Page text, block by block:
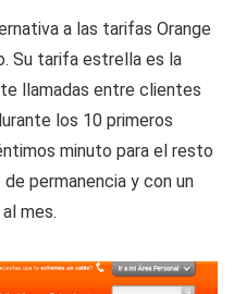
a las tarifas Orange
Su tarifa estrella es la
llamadas entre clientes
los 10 primeros
minuto para el resto
permanencia y con un
mes.